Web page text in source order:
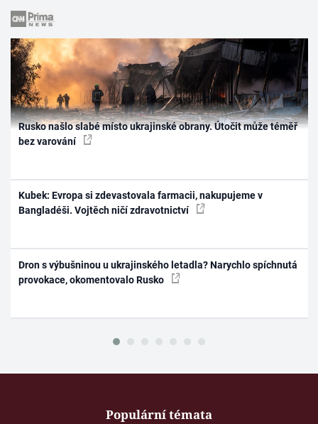
Rusko našlo slabé místo ukrajinské obrany. Útočit může téměř
bez varování
Kubek: Evropa si zdevastovala farmacii, nakupujeme v
Bangladéši. Vojtěch ničí zdravotnictví
Dron s výbušninou u ukrajinského letadla? Narychlo spíchnutá
provokace, okomentovalo Rusko
Populární témata